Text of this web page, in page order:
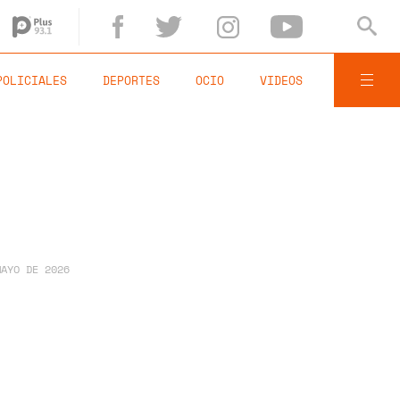
DEPORTES OCIO VIDEOS
DE 2026